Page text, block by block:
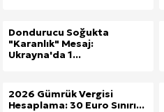
Dondurucu Soğukta
"Karanlık" Mesaj:
Ukrayna'da 1...
2026 Gümrük Vergisi
Hesaplama: 30 Euro Sınırı...